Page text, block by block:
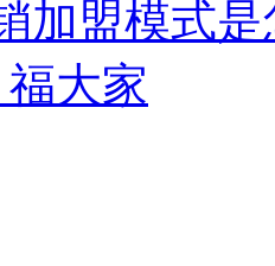
加盟模式
大家